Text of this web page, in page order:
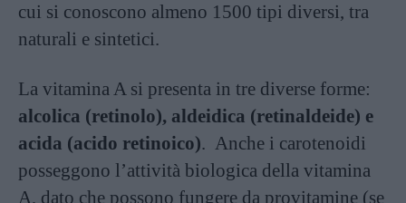
cui si conoscono almeno 1500 tipi diversi, tra
naturali e sintetici.
La vitamina A si presenta in tre diverse forme:
alcolica (retinolo), aldeidica (retinaldeide) e
acida (acido retinoico). Anche i carotenoidi
posseggono l’attività biologica della vitamina
A, dato che possono fungere da provitamine (se